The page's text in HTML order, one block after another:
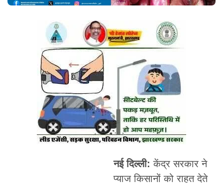
नई दिल्ली: केंद्र सरकार ने
प्याज किसानों को राहत देते